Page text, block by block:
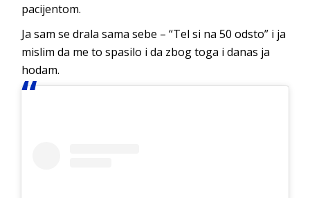
pacijentom.
Ja sam se drala sama sebe – “Tel si na 50 odsto” i ja
mislim da me to spasilo i da zbog toga i danas ja
hodam.